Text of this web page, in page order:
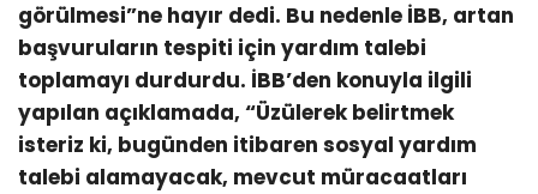
görülmesi”ne hayır dedi. Bu nedenle İBB, artan
başvuruların tespiti için yardım talebi
toplamayı durdurdu. İBB’den konuyla ilgili
yapılan açıklamada, “Üzülerek belirtmek
isteriz ki, bugünden itibaren sosyal yardım
talebi alamayacak, mevcut müracaatları